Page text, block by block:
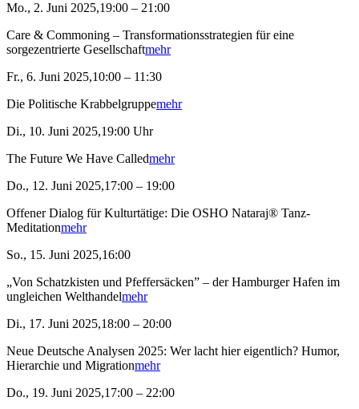
Mo., 2. Juni 2025,19:00 – 21:00
Care & Commoning – Transformationsstrategien für eine
sorgezentrierte Gesellschaftmehr
Fr., 6. Juni 2025,10:00 – 11:30
Die Politische Krabbelgruppemehr
Di., 10. Juni 2025,19:00 Uhr
The Future We Have Calledmehr
Do., 12. Juni 2025,17:00 – 19:00
Offener Dialog für Kulturtätige: Die OSHO Nataraj® Tanz-
Meditationmehr
So., 15. Juni 2025,16:00
„Von Schatzkisten und Pfeffersäcken” – der Hamburger Hafen im
ungleichen Welthandelmehr
Di., 17. Juni 2025,18:00 – 20:00
Neue Deutsche Analysen 2025: Wer lacht hier eigentlich? Humor,
Hierarchie und Migrationmehr
Do., 19. Juni 2025,17:00 – 22:00